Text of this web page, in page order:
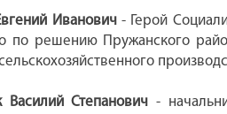
Иванович- Герой
по решению Пружанского
Василий Степанович -